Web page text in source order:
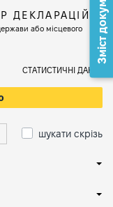
ДЕКЛАРАЦІЙ
або місцевого
СТАТИСТИЧНІ ДАНІ
шукати скрізь
Зміст документа